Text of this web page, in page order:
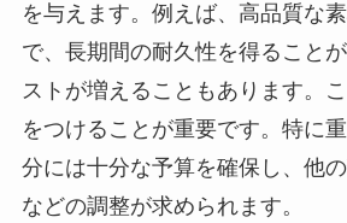
を与えます。例えば、高品質な
で、長期間の耐久性を得ること
ストが増えることもあります。
をつけることが重要です。特に
分には十分な予算を確保し、他
などの調整が求められます。